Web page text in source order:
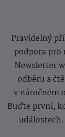
Pravidelný
podpora pro
Newsletter
odběru a
v náročném
Buďte první,